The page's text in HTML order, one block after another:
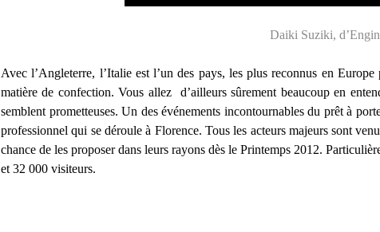
Daiki Suziki,
Avec l’Angleterre, l’Italie est l’un des pays, les plus reconnus en
matière de confection. Vous allez d’ailleurs sûrement beaucoup en
semblent prometteuses. Un des événements incontournables du prêt à
professionnel qui se déroule à Florence. Tous les acteurs majeurs sont
chance de les proposer dans leurs rayons dès le Printemps 2012.
et 32 000 visiteurs.